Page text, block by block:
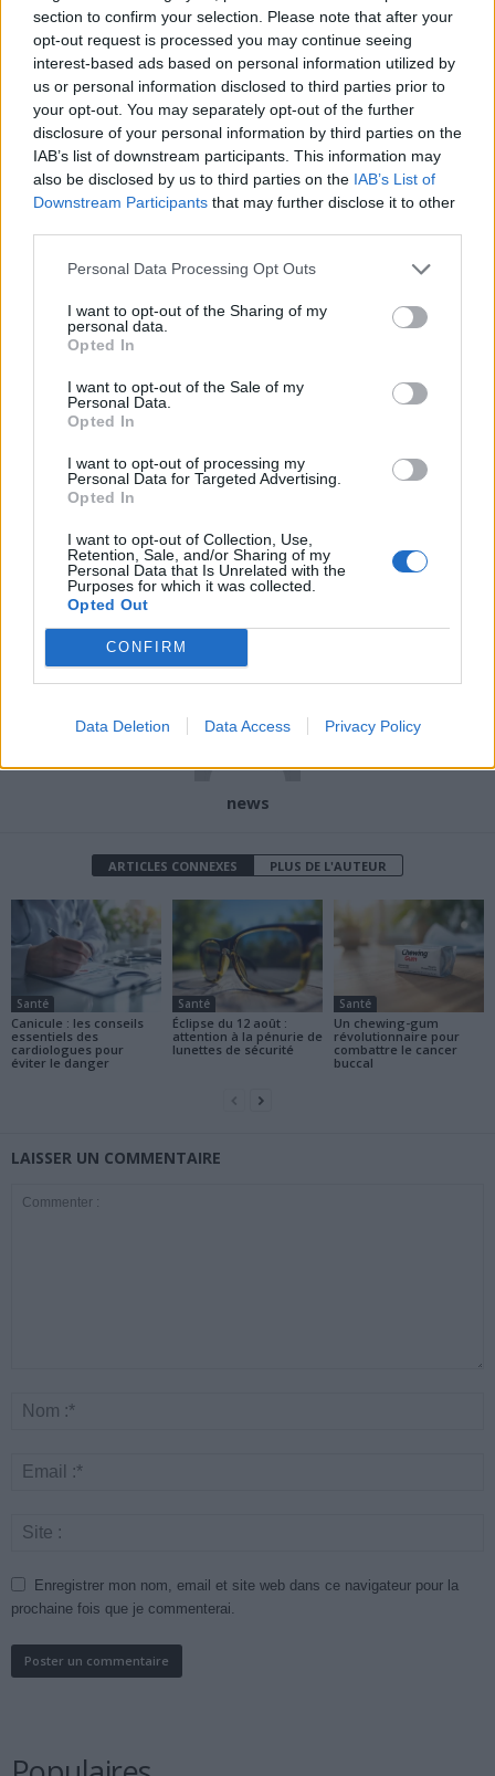
section to confirm your selection. Please note that after your
opt-out request is processed you may continue seeing
interest-based ads based on personal information utilized by
us or personal information disclosed to third parties prior to
your opt-out. You may separately opt-out of the further
disclosure of your personal information by third parties on the
IAB’s list of downstream participants. This information may
also be disclosed by us to third parties on the IAB’s List of
Downstream Participants that may further disclose it to other
Personal Data Processing Opt Outs
I want to opt-out of the Sharing of my
personal data.
Opted In
I want to opt-out of the Sale of my
Personal Data.
Opted In
I want to opt-out of processing my
Personal Data for Targeted Advertising.
Opted In
I want to opt-out of Collection, Use,
Retention, Sale, and/or Sharing of my
Personal Data that Is Unrelated with the
Purposes for which it was collected.
Opted Out
CONFIRM
Data Deletion Data Access Privacy Policy
les gros consommateurs, comme un acide aminé d’origine
végétale, témoignant d’une moindre consommation de légumes.
D’autres augmentent, notamment un produit de glycation avancée,
associé au diabète de type 2.
Les chercheurs ont aussi détecté dans les urines du levoglucosan,
une molécule issue de la cellulose utilisée dans certains
emballages, signe que le conditionnement des aliments laisse aussi
courant. Selon l’expert en nutrition Dariush Mozaffarian, cette
comment les ultra-transformés nuisent à la santé. Elle rappelle
aussi l’importance de privilégier les aliments bruts ou peu
transformés dans notre alimentation quotidienne.
Article précédent
Hypertension et chaleur :
comment s’hydrater sans
risquer sa tension
Article suivant
Chaleur extrême : faut-il
Seine ?
news
ARTICLES CONNEXES PLUS DE L'AUTEUR
Santé
Canicule : les conseils
essentiels des
cardiologues pour
éviter le danger
Santé
Éclipse du 12 août :
attention à la pénurie de
lunettes de sécurité
Santé
Un chewing-gum
révolutionnaire pour
combattre le cancer
buccal
LAISSER UN COMMENTAIRE
Enregistrer mon nom, email et site web dans ce navigateur pour la
prochaine fois que je commenterai.